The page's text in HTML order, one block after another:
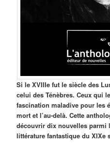
Si le XVIIIe fut le siècle des
celui des Ténèbres. Ceux qui
fascination maladive pour les
mort et l’au-delà. Cette
découvrir dix nouvelles parmi
littérature fantastique du XIXe